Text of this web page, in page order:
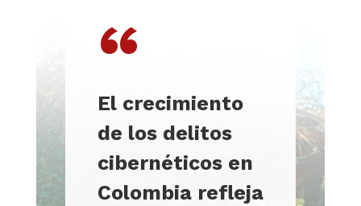
“
El crecimiento
de los delitos
cibernéticos en
Colombia refleja